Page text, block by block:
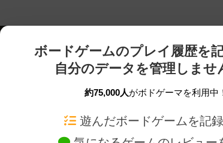
ボードゲームのプレイ履歴を記
自分のデータを管理しませ
約75,000人がボドゲーマを利用中
遊んだボードゲームを記